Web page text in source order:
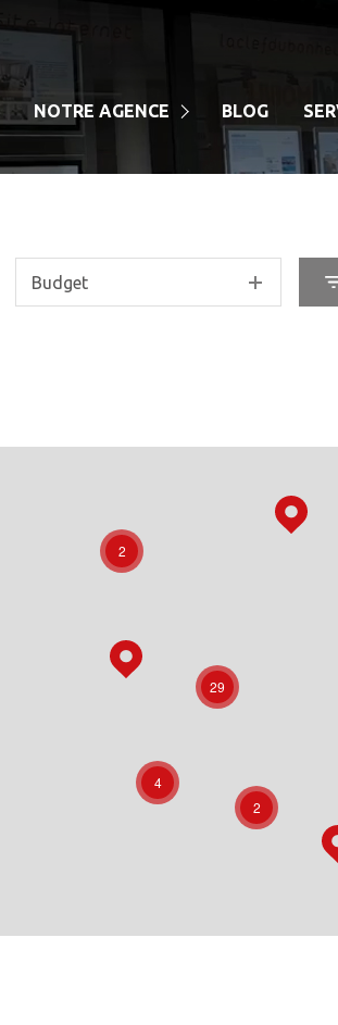
NOTRE AGENCE
NOTRE EQUIPE
BLOG
Budget
2
2
4
29